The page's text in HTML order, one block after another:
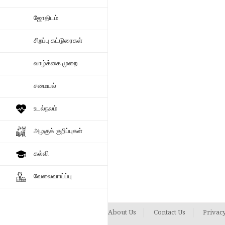
ஜோதிடம்
சிறப்பு கட்டுரைகள்
வாழ்க்கை முறை
சமையல்
உடல்நலம்
அழகுக் குறிப்புகள்
கல்வி
வேலைவாய்ப்பு
About Us Contact Us